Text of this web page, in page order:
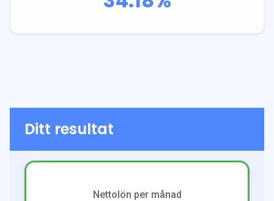
Ditt resultat
Nettolön per månad